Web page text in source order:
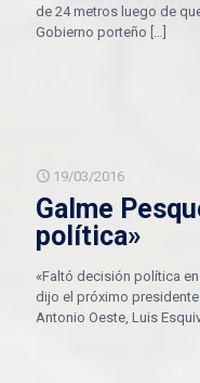
de 24 metros luego de
Gobierno porteño […]
19/03/2016
Galme
política»
«Faltó decisión política
dijo el próximo
Antonio Oeste, Luis